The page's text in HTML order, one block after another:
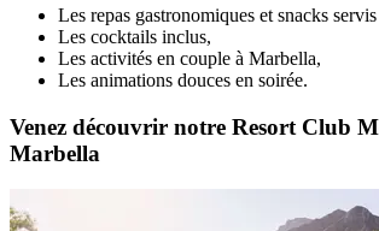
Les repas gastronomiques et snacks
Les cocktails inclus,
Les activités en couple à Marbella,
Les animations douces en soirée.
Venez découvrir notre Resort Club
Marbella